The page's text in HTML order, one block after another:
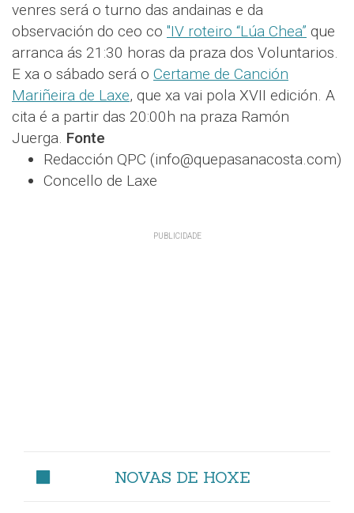
venres será o turno das andainas e da
observación do ceo co "IV roteiro “Lúa Chea” que
arranca ás 21:30 horas da praza dos Voluntarios.
E xa o sábado será o Certame de Canción
Mariñeira de Laxe, que xa vai pola XVII edición. A
cita é a partir das 20:00h na praza Ramón
Juerga. Fonte
Redacción QPC (info@quepasanacosta.com)
Concello de Laxe
NOVAS DE HOXE